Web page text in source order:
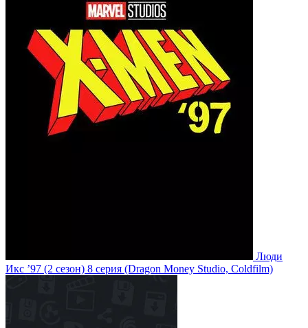
Люди
Икс ’97 (2 сезон) 8 серия (Dragon Money Studio, Coldfilm)